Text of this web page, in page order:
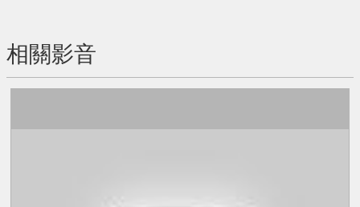
相關影音